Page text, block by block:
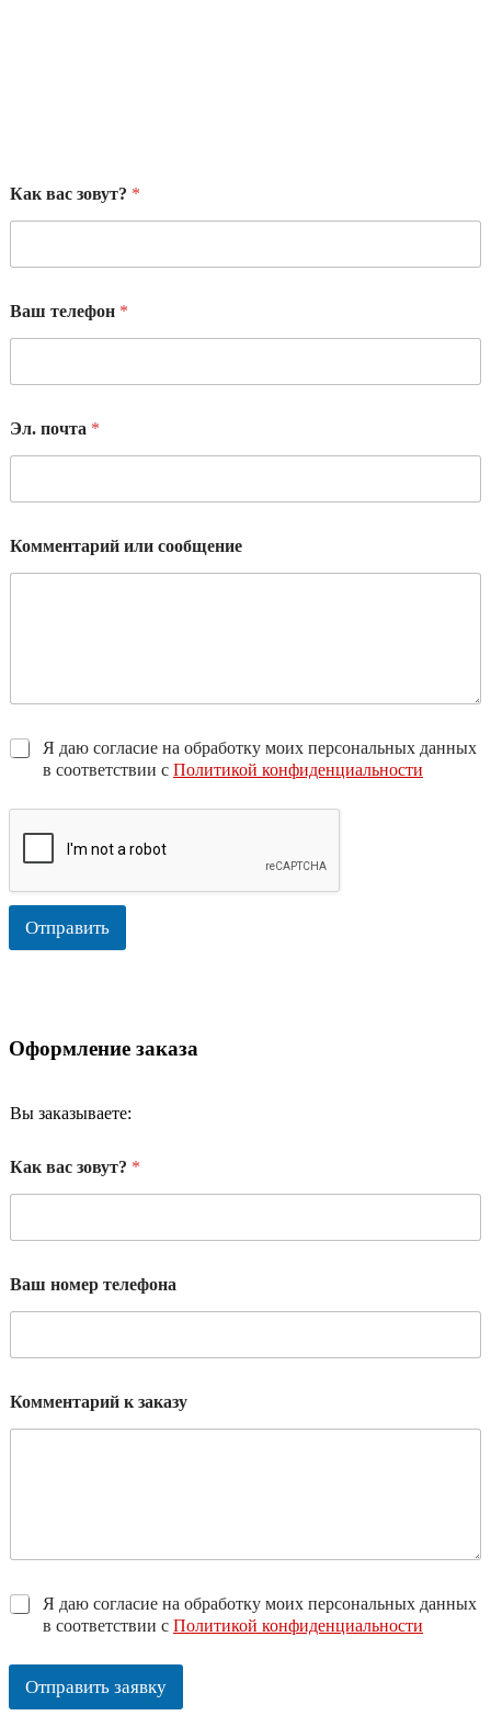
Как вас зовут? *
Ваш телефон *
Эл. почта *
Комментарий или сообщение
Я даю согласие на обработку моих персональных данных
в соответствии с Политикой конфиденциальности
Отправить
Оформление заказа
Вы заказываете:
Как вас зовут? *
Ваш номер телефона
Комментарий к заказу
*
Я даю согласие на обработку моих персональных данных
в соответствии с Политикой конфиденциальности
Отправить заявку